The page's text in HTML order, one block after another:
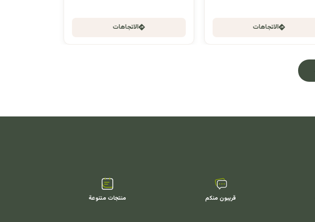
الاتجاهات الاتجاهات
قريبون منكم منتجات متنوعة